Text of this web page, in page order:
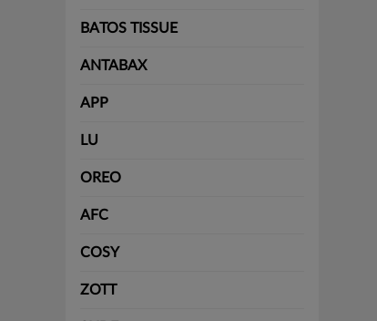
BATOS TISSUE
ANTABAX
APP
LU
OREO
AFC
COSY
ZOTT